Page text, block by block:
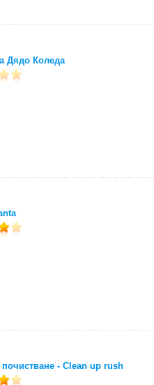
Дядо Коледа
- Clean up rush